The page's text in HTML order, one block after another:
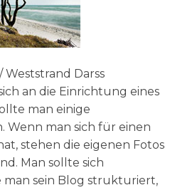
Darss
an die Einrichtung eines
man einige
man sich für einen
stehen die eigenen Fotos
Man sollte sich
man sein Blog strukturiert,